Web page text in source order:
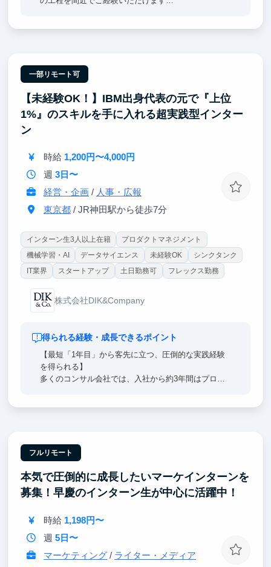
・経験を積みたい分野でインターン課題に取り組むこ
とができます
一部リモート可
【未経験OK！】IBM出身代表の元で『上位
1%』のスキルを手に入れる超実践型インター
ン
時給 1,200円〜4,000円
週 3日〜
経営・企画/ 人事・広報
東京都/ JR神田駅から徒歩7分
インターン生3人以上在籍
プロダクトマネジメント
機械学習・AI
データサイエンス 未経験OK
シンクタンク
IT業界
スタートアップ 土日勤務可 フレックス勤務
株式会社DIK&Company
得られる経験・成長できるポイント
【最短「1年目」から客先に立つ、圧倒的な実践経験
を得られる】
多くのコンサル会社では、入社から約3年間はプロジ
る経験ができます。最短で「上位1%」のツール操作
スキルを身につけ、学生のうちから大手企業の人事部
長・役職者を相手に商談やコンサル実務経験ができる
ことが大きな特徴です。
して業務を執行しています。
フルリモート
本気で圧倒的に成長したいマーケインターンを
募集！早慶のインターン生が中心に活躍中！
時給 1,198円〜
週 5日〜
マーケティング/ ライター・メディア